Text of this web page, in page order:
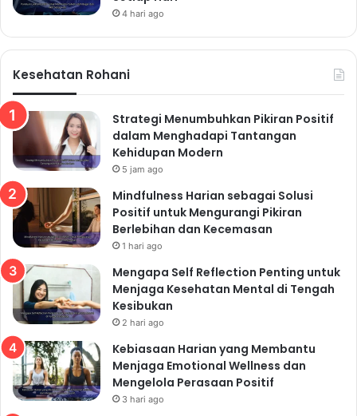
4 hari ago
Kesehatan Rohani
Strategi Menumbuhkan Pikiran Positif
dalam Menghadapi Tantangan
Kehidupan Modern
5 jam ago
Mindfulness Harian sebagai Solusi
Positif untuk Mengurangi Pikiran
Berlebihan dan Kecemasan
1 hari ago
Mengapa Self Reflection Penting untuk
Menjaga Kesehatan Mental di Tengah
Kesibukan
2 hari ago
Kebiasaan Harian yang Membantu
Menjaga Emotional Wellness dan
Mengelola Perasaan Positif
3 hari ago